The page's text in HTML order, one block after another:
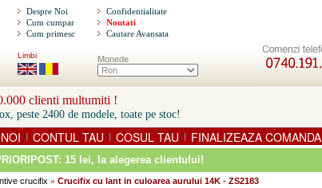
Despre Noi
Cum cumpar
Cum primesc
Confidentialitate
Noutati
Cautare Avansata
Limbi Monede
clienti multumiti !
peste 2400 de modele, toate pe stoc!
| CONTUL TAU | COSUL TAU | FINALIZEAZA COMANDA
15 lei, la alegerea clientului!
crucifix » Crucifix cu lant in culoarea aurului 14K - ZS2183